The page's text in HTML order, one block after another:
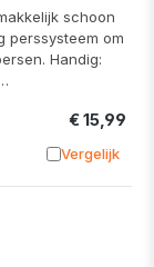
schoon
perssysteem om
Handig:
€ 15,99
Vergelijk